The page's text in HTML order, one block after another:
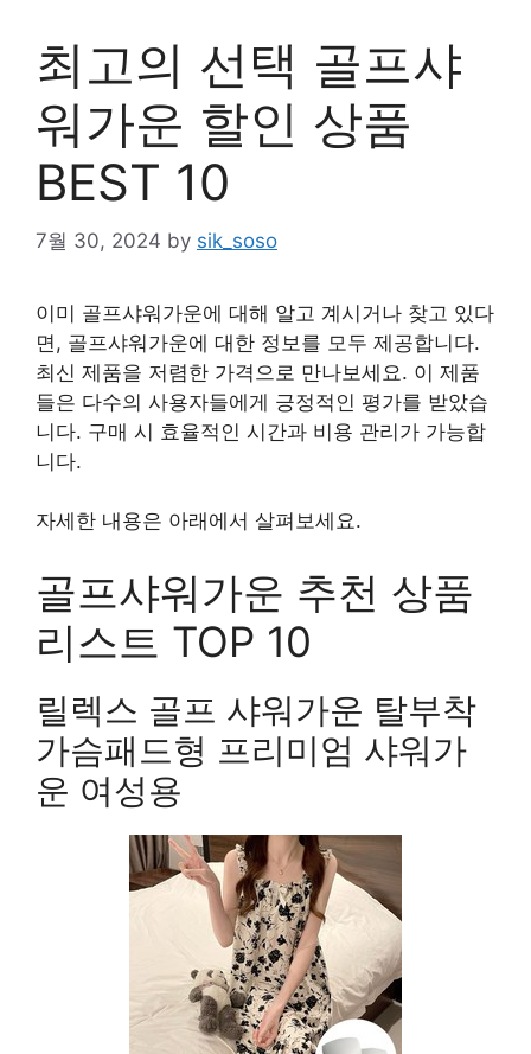
최고의 선택 골프샤
워가운 할인 상품
BEST 10
7월 30, 2024 by sik_soso
이미 골프샤워가운에 대해 알고 계시거나 찾고 있다
면, 골프샤워가운에 대한 정보를 모두 제공합니다.
최신 제품을 저렴한 가격으로 만나보세요. 이 제품
들은 다수의 사용자들에게 긍정적인 평가를 받았습
니다. 구매 시 효율적인 시간과 비용 관리가 가능합
니다.
자세한 내용은 아래에서 살펴보세요.
골프샤워가운 추천 상품
리스트 TOP 10
릴렉스 골프 샤워가운 탈부착
가슴패드형 프리미엄 샤워가
운 여성용